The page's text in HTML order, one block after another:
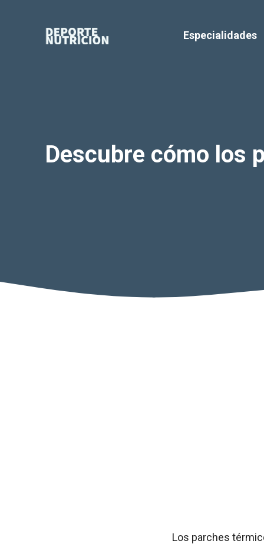
Especialidades
Descubre cómo los
Los parches